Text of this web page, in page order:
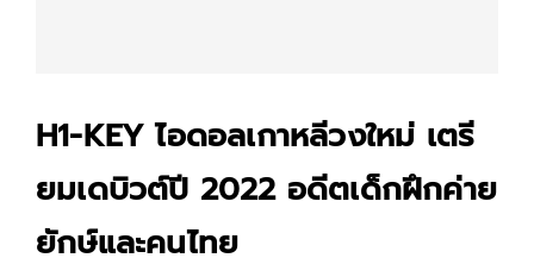
H1-KEY ไอดอลเกาหลีวงใหม่ เตรี
ยมเดบิวต์ปี 2022 อดีตเด็กฝึกค่าย
ยักษ์และคนไทย